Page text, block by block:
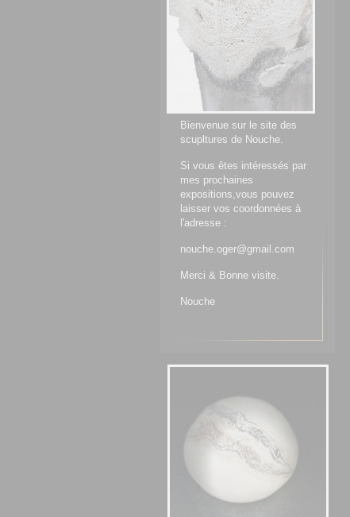
Bienvenue sur le site des
scupltures de Nouche.
Si vous êtes intéressés par
mes prochaines
expositions,vous pouvez
laisser vos coordonnées à
l'adresse :
nouche.oger@gmail.com
Merci & Bonne visite.
Nouche